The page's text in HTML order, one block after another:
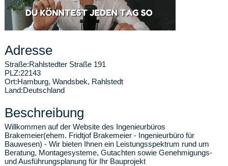
Adresse
Straße:Rahlstedter Straße 191
PLZ:22143
Ort:Hamburg, Wandsbek, Rahlstedt
Land:Deutschland
Beschreibung
Willkommen auf der Website des Ingenieurbüros
Brakemeier(ehem. Fridtjof Brakemeier - Ingenieurbüro für
Bauwesen) - Wir bieten Ihnen ein Leistungsspektrum rund um
Beratung, Montagesysteme, Gutachten sowie Genehmigungs-
und Ausführungsplanung für Ihr Bauprojekt